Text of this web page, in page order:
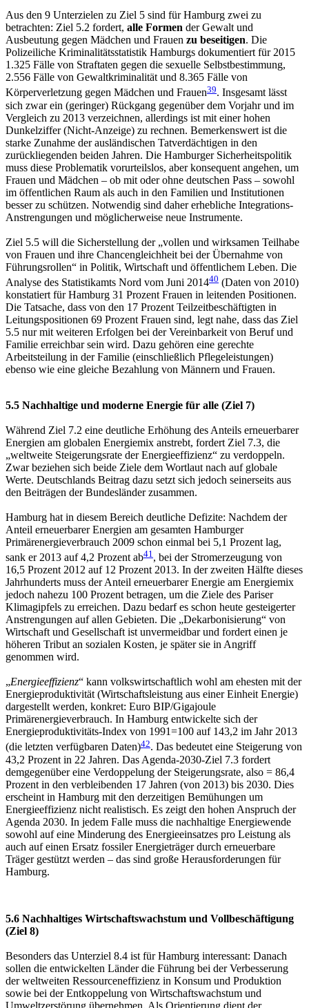
Aus den 9 Unterzielen zu Ziel 5 sind für Hamburg zwei zu
betrachten: Ziel 5.2 fordert, alle Formen der Gewalt und
Ausbeutung gegen Mädchen und Frauen zu beseitigen. Die
Polizeiliche Kriminalitätsstatistik Hamburgs dokumentiert für 2015
1.325 Fälle von Straftaten gegen die sexuelle Selbstbestimmung,
2.556 Fälle von Gewaltkriminalität und 8.365 Fälle von
Körperverletzung gegen Mädchen und Frauen39. Insgesamt lässt
sich zwar ein (geringer) Rückgang gegenüber dem Vorjahr und im
Vergleich zu 2013 verzeichnen, allerdings ist mit einer hohen
Dunkelziffer (Nicht-Anzeige) zu rechnen. Bemerkenswert ist die
starke Zunahme der ausländischen Tatverdächtigen in den
zurückliegenden beiden Jahren. Die Hamburger Sicherheitspolitik
muss diese Problematik vorurteilslos, aber konsequent angehen, um
Frauen und Mädchen – ob mit oder ohne deutschen Pass – sowohl
im öffentlichen Raum als auch in den Familien und Institutionen
besser zu schützen. Notwendig sind daher erhebliche Integrations-
Anstrengungen und möglicherweise neue Instrumente.
Ziel 5.5 will die Sicherstellung der „vollen und wirksamen Teilhabe
von Frauen und ihre Chancengleichheit bei der Übernahme von
Führungsrollen“ in Politik, Wirtschaft und öffentlichem Leben. Die
Analyse des Statistikamts Nord vom Juni 201440 (Daten von 2010)
konstatiert für Hamburg 31 Prozent Frauen in leitenden Positionen.
Die Tatsache, dass von den 17 Prozent Teilzeitbeschäftigten in
Leitungspositionen 69 Prozent Frauen sind, legt nahe, dass das Ziel
5.5 nur mit weiteren Erfolgen bei der Vereinbarkeit von Beruf und
Familie erreichbar sein wird. Dazu gehören eine gerechte
Arbeitsteilung in der Familie (einschließlich Pflegeleistungen)
ebenso wie eine gleiche Bezahlung von Männern und Frauen.
5.5 Nachhaltige und moderne Energie für alle (Ziel 7)
Während Ziel 7.2 eine deutliche Erhöhung des Anteils erneuerbarer
Energien am globalen Energiemix anstrebt, fordert Ziel 7.3, die
„weltweite Steigerungsrate der Energieeffizienz“ zu verdoppeln.
Zwar beziehen sich beide Ziele dem Wortlaut nach auf globale
Werte. Deutschlands Beitrag dazu setzt sich jedoch seinerseits aus
den Beiträgen der Bundesländer zusammen.
Hamburg hat in diesem Bereich deutliche Defizite: Nachdem der
Anteil erneuerbarer Energien am gesamten Hamburger
Primärenergieverbrauch 2009 schon einmal bei 5,1 Prozent lag,
sank er 2013 auf 4,2 Prozent ab41, bei der Stromerzeugung von
16,5 Prozent 2012 auf 12 Prozent 2013. In der zweiten Hälfte dieses
Jahrhunderts muss der Anteil erneuerbarer Energie am Energiemix
jedoch nahezu 100 Prozent betragen, um die Ziele des Pariser
Klimagipfels zu erreichen. Dazu bedarf es schon heute gesteigerter
Anstrengungen auf allen Gebieten. Die „Dekarbonisierung“ von
Wirtschaft und Gesellschaft ist unvermeidbar und fordert einen je
höheren Tribut an sozialen Kosten, je später sie in Angriff
genommen wird.
„Energieeffizienz“ kann volkswirtschaftlich wohl am ehesten mit der
Energieproduktivität (Wirtschaftsleistung aus einer Einheit Energie)
dargestellt werden, konkret: Euro BIP/Gigajoule
Primärenergieverbrauch. In Hamburg entwickelte sich der
Energieproduktivitäts-Index von 1991=100 auf 143,2 im Jahr 2013
(die letzten verfügbaren Daten)42. Das bedeutet eine Steigerung von
43,2 Prozent in 22 Jahren. Das Agenda-2030-Ziel 7.3 fordert
demgegenüber eine Verdoppelung der Steigerungsrate, also = 86,4
Prozent in den verbleibenden 17 Jahren (von 2013) bis 2030. Dies
erscheint in Hamburg mit den derzeitigen Bemühungen um
Energieeffizienz nicht realistisch. Es zeigt den hohen Anspruch der
Agenda 2030. In jedem Falle muss die nachhaltige Energiewende
sowohl auf eine Minderung des Energieeinsatzes pro Leistung als
auch auf einen Ersatz fossiler Energieträger durch erneuerbare
Träger gestützt werden – das sind große Herausforderungen für
Hamburg.
5.6 Nachhaltiges Wirtschaftswachstum und Vollbeschäftigung
(Ziel 8)
Besonders das Unterziel 8.4 ist für Hamburg interessant: Danach
sollen die entwickelten Länder die Führung bei der Verbesserung
der weltweiten Ressourceneffizienz in Konsum und Produktion
sowie bei der Entkoppelung von Wirtschaftswachstum und
Umweltzerstörung übernehmen. Als Orientierung dient der